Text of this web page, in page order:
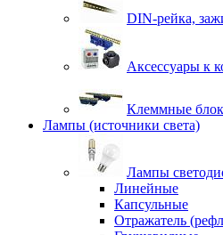
DIN-рейка,
Аксессуары к
Клеммные
Лампы (источники света)
Лампы
Линейные
Капсульные
Отражатель